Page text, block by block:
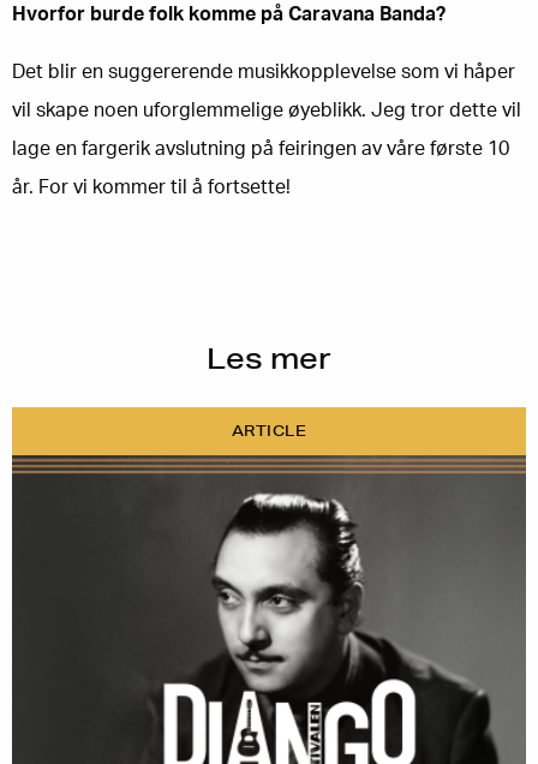
Hvorfor burde folk komme på Caravana Banda?
Det blir en suggererende musikkopplevelse som vi håper
vil skape noen uforglemmelige øyeblikk. Jeg tror dette vil
lage en fargerik avslutning på feiringen av våre første 10
år. For vi kommer til å fortsette!
Les mer
ARTICLE